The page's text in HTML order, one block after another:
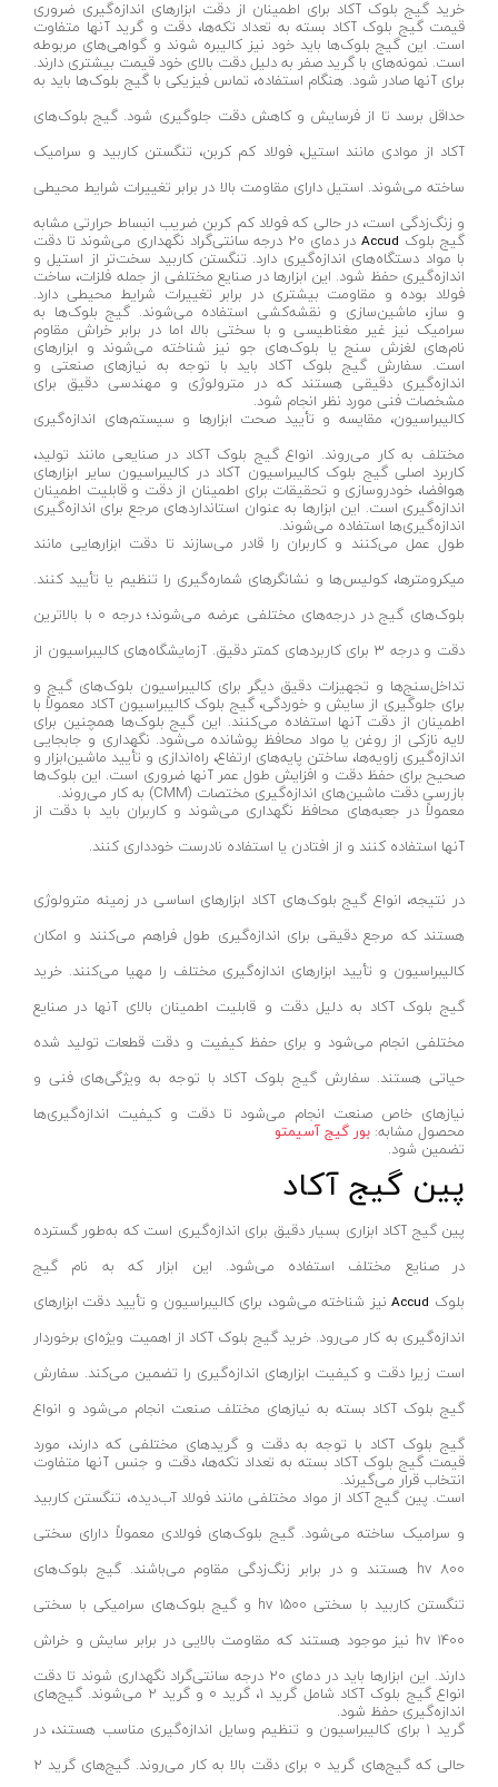
رابط گیج
رابط
آینه بازرسی
ست گیج
پایه نگهدارنده
غلظت‌ سنج
گیج مانومتر
گیج سیم
گیج زاویه‌ سنج
انواع شابلون
غلظت‌سنج
صوت و صدا سنج
زبری سنج
کورنومتر دیجیتال
آب تراز
باسکول
هد میکرومتر
ذره بین
کیت زیر کاری
مماس یاب
پایه ضخامت سنج
گیج مخروطی
پراپ
نشانگر دیجیتال
لوکس‌متر و نورسنج
دریل چکشی
دریل گیربکسی
دریل سرکج
دریل نمونه برداری
میکسر/همزن
دریل ساده
دریل و پایه مگنت
دریل ستونی
دریل شارژی نووا
دریل شارژی کنزاکس
بتن کن ۴ شیار
بتن کن ۵ شیار
دریل بتن کن ۵ شیار
چکش تخریب
دریل بتن کن ۴ شیار
مینی فرز
فرز آهنگری
فرز سنگبری
انواع فرز انگشتی
فرز همه کاره
ام تی سی-MTC
هیتوچی- HITOCHI
هوفر- HUFER
تانوس-Tanos
جکسون-JACKSON
رامونا-RAMONA
آنزو- ANZO
کادکس-KADEX
دی سی ای-DCE
پروتک- PROTEC
الکتروژن- ELECTROJEN
شفق-Scheppach
صبا ترانس-saba trans
کارچر-KARCHER
لیان لایت-LIAN LIGHT
گلدن گیت- GOLDEN GATE
اکستروم-axtrom
آپکس-APPEX
تیوان-TIVAN
آبتین-ABTIN
پارس شعاع توس-pars shua tus
مسترتولز-MASTER TOOLS
اچ تی-HT
راکفورت-ROCKFORT
اینکو- INGCO
الیومک-oleo mac
لانتاپ-launtop
الفا-OLFA
ای پی ان-APN
سوزوکی-suzuki
ایت-EIGHT
یکتا کیت-YEKTA GATE
زارا-ZARA
عمارت-EMARAT
زیمبرگ-ZIMBERG
فمی-FEMI
روتوکس-ROTOX
اس تی ای-STA
هاردکس-HARDEX
دوو-DAEWOO
اتنسی-OTENCI
قیمت گیج بلوک آکاد بسته به تعداد تکه‌ها، دقت و گرید آنها متفاوت
است. نمونه‌های با گرید صفر به دلیل دقت بالای خود قیمت بیشتری دارند.
خرید گیج بلوک آکاد برای اطمینان از دقت ابزارهای اندازه‌گیری ضروری
است. این گیج بلوک‌ها باید خود نیز کالیبره شوند و گواهی‌های مربوطه
برای آنها صادر شود. هنگام استفاده، تماس فیزیکی با گیج بلوک‌ها باید به
حداقل برسد تا از فرسایش و کاهش دقت جلوگیری شود. گیج بلوک‌های
آکاد از موادی مانند استیل، فولاد کم کربن، تنگستن کاربید و سرامیک
ساخته می‌شوند. استیل دارای مقاومت بالا در برابر تغییرات شرایط محیطی
و زنگ‌زدگی است، در حالی که فولاد کم کربن ضریب انبساط حرارتی مشابه
با مواد دستگاه‌های اندازه‌گیری دارد. تنگستن کاربید سخت‌تر از استیل و
فولاد بوده و مقاومت بیشتری در برابر تغییرات شرایط محیطی دارد.
سرامیک نیز غیر مغناطیسی و با سختی بالا، اما در برابر خراش مقاوم
است. سفارش گیج بلوک آکاد باید با توجه به نیازهای صنعتی و
مشخصات فنی مورد نظر انجام شود.
گیج بلوک‌ Accud
در دمای ۲۰ درجه سانتی‌گراد نگهداری می‌شوند تا دقت
اندازه‌گیری حفظ شود. این ابزارها در صنایع مختلفی از جمله فلزات، ساخت
و ساز، ماشین‌سازی و نقشه‌کشی استفاده می‌شوند. گیج بلوک‌ها به
نام‌های لغزش سنج یا بلوک‌های جو نیز شناخته می‌شوند و ابزارهای
اندازه‌گیری دقیقی هستند که در مترولوژی و مهندسی دقیق برای
کالیبراسیون، مقایسه و تأیید صحت ابزارها و سیستم‌های اندازه‌گیری
مختلف به کار می‌روند. انواع گیج بلوک آکاد در صنایعی مانند تولید،
هوافضا، خودروسازی و تحقیقات برای اطمینان از دقت و قابلیت اطمینان
اندازه‌گیری‌ها استفاده می‌شوند.
کاربرد اصلی گیج بلوک کالیبراسیون آکاد در کالیبراسیون سایر ابزارهای
اندازه‌گیری است. این ابزارها به عنوان استانداردهای مرجع برای اندازه‌گیری
طول عمل می‌کنند و کاربران را قادر می‌سازند تا دقت ابزارهایی مانند
میکرومترها، کولیس‌ها و نشانگرهای شماره‌گیری را تنظیم یا تأیید کنند.
بلوک‌های گیج در درجه‌های مختلفی عرضه می‌شوند؛ درجه 0 با بالاترین
دقت و درجه 3 برای کاربردهای کمتر دقیق. آزمایشگاه‌های کالیبراسیون از
تداخل‌سنج‌ها و تجهیزات دقیق دیگر برای کالیبراسیون بلوک‌های گیج و
اطمینان از دقت آنها استفاده می‌کنند. این گیج بلوک‌ها همچنین برای
اندازه‌گیری زاویه‌ها، ساختن پایه‌های ارتفاع، راه‌اندازی و تأیید ماشین‌ابزار و
بازرسی دقت ماشین‌های اندازه‌گیری مختصات (CMM) به کار می‌روند.
برای جلوگیری از سایش و خوردگی، گیج بلوک کالیبراسیون آکاد معمولاً با
لایه نازکی از روغن یا مواد محافظ پوشانده می‌شود. نگهداری و جابجایی
صحیح برای حفظ دقت و افزایش طول عمر آنها ضروری است. این بلوک‌ها
معمولاً در جعبه‌های محافظ نگهداری می‌شوند و کاربران باید با دقت از
آنها استفاده کنند و از افتادن یا استفاده نادرست خودداری کنند.
در نتیجه، انواع گیج بلوک‌های آکاد ابزارهای اساسی در زمینه مترولوژی
هستند که مرجع دقیقی برای اندازه‌گیری طول فراهم می‌کنند و امکان
کالیبراسیون و تأیید ابزارهای اندازه‌گیری مختلف را مهیا می‌کنند. خرید
گیج بلوک آکاد به دلیل دقت و قابلیت اطمینان بالای آنها در صنایع
مختلفی انجام می‌شود و برای حفظ کیفیت و دقت قطعات تولید شده
حیاتی هستند. سفارش گیج بلوک آکاد با توجه به ویژگی‌های فنی و
نیازهای خاص صنعت انجام می‌شود تا دقت و کیفیت اندازه‌گیری‌ها
تضمین شود.
محصول مشابه: بور گیج آسیمتو
پین گیج آکاد
پین گیج آکاد ابزاری بسیار دقیق برای اندازه‌گیری است که به‌طور گسترده
در صنایع مختلف استفاده می‌شود. این ابزار که به نام گیج
بلوک Accud نیز شناخته می‌شود، برای کالیبراسیون و تأیید دقت ابزارهای
اندازه‌گیری به کار می‌رود. خرید گیج بلوک آکاد از اهمیت ویژه‌ای برخوردار
است زیرا دقت و کیفیت ابزارهای اندازه‌گیری را تضمین می‌کند. سفارش
گیج بلوک آکاد بسته به نیازهای مختلف صنعت انجام می‌شود و انواع
گیج بلوک آکاد با توجه به دقت و گریدهای مختلفی که دارند، مورد
انتخاب قرار می‌گیرند.
قیمت گیج بلوک آکاد بسته به تعداد تکه‌ها، دقت و جنس آنها متفاوت
است. پین گیج آکاد از مواد مختلفی مانند فولاد آب‌دیده، تنگستن کاربید
و سرامیک ساخته می‌شود. گیج بلوک‌های فولادی معمولاً دارای سختی
۸۰۰ hv هستند و در برابر زنگ‌زدگی مقاوم می‌باشند. گیج بلوک‌های
تنگستن کاربید با سختی ۱۵۰۰ hv و گیج بلوک‌های سرامیکی با سختی
۱۴۰۰ hv نیز موجود هستند که مقاومت بالایی در برابر سایش و خراش
دارند. این ابزارها باید در دمای ۲۰ درجه سانتی‌گراد نگهداری شوند تا دقت
اندازه‌گیری حفظ شود.
انواع گیج بلوک آکاد شامل گرید ۱، گرید ۰ و گرید ۲ می‌شوند. گیج‌های
گرید ۱ برای کالیبراسیون و تنظیم وسایل اندازه‌گیری مناسب هستند، در
حالی که گیج‌های گرید ۰ برای دقت بالا به کار می‌روند. گیج‌های گرید ۲